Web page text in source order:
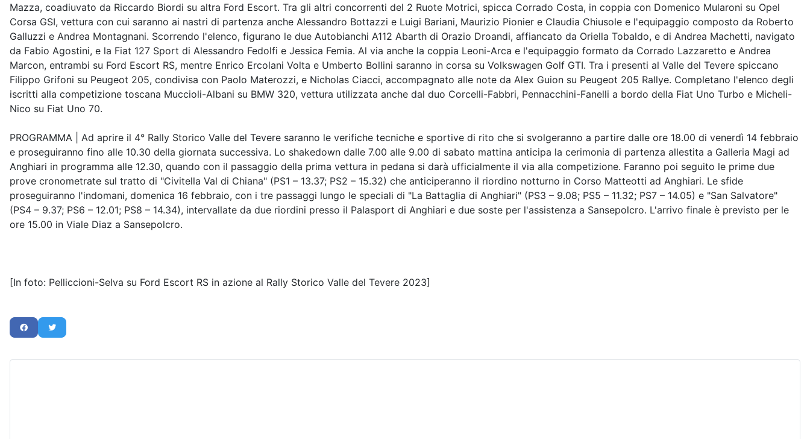
Mazza, coadiuvato da Riccardo Biordi su altra Ford Escort. Tra gli altri concorrenti del 2 Ruote Motrici, spicca Corrado Costa, in coppia con Domenico Mularoni su Opel
Corsa GSI, vettura con cui saranno ai nastri di partenza anche Alessandro Bottazzi e Luigi Bariani, Maurizio Pionier e Claudia Chiusole e l'equipaggio composto da Roberto
Galluzzi e Andrea Montagnani. Scorrendo l'elenco, figurano le due Autobianchi A112 Abarth di Orazio Droandi, affiancato da Oriella Tobaldo, e di Andrea Machetti, navigato
da Fabio Agostini, e la Fiat 127 Sport di Alessandro Fedolfi e Jessica Femia. Al via anche la coppia Leoni-Arca e l'equipaggio formato da Corrado Lazzaretto e Andrea
Marcon, entrambi su Ford Escort RS, mentre Enrico Ercolani Volta e Umberto Bollini saranno in corsa su Volkswagen Golf GTI. Tra i presenti al Valle del Tevere spiccano
Filippo Grifoni su Peugeot 205, condivisa con Paolo Materozzi, e Nicholas Ciacci, accompagnato alle note da Alex Guion su Peugeot 205 Rallye. Completano l'elenco degli
iscritti alla competizione toscana Muccioli-Albani su BMW 320, vettura utilizzata anche dal duo Corcelli-Fabbri, Pennacchini-Fanelli a bordo della Fiat Uno Turbo e Micheli-
Nico su Fiat Uno 70.
PROGRAMMA | Ad aprire il 4° Rally Storico Valle del Tevere saranno le verifiche tecniche e sportive di rito che si svolgeranno a partire dalle ore 18.00 di venerdì 14 febbraio
e proseguiranno fino alle 10.30 della giornata successiva. Lo shakedown dalle 7.00 alle 9.00 di sabato mattina anticipa la cerimonia di partenza allestita a Galleria Magi ad
Anghiari in programma alle 12.30, quando con il passaggio della prima vettura in pedana si darà ufficialmente il via alla competizione. Faranno poi seguito le prime due
prove cronometrate sul tratto di "Civitella Val di Chiana" (PS1 – 13.37; PS2 – 15.32) che anticiperanno il riordino notturno in Corso Matteotti ad Anghiari. Le sfide
proseguiranno l'indomani, domenica 16 febbraio, con i tre passaggi lungo le speciali di "La Battaglia di Anghiari" (PS3 – 9.08; PS5 – 11.32; PS7 – 14.05) e "San Salvatore"
(PS4 – 9.37; PS6 – 12.01; PS8 – 14.34), intervallate da due riordini presso il Palasport di Anghiari e due soste per l'assistenza a Sansepolcro. L'arrivo finale è previsto per le
ore 15.00 in Viale Diaz a Sansepolcro.
[In foto: Pelliccioni-Selva su Ford Escort RS in azione al Rally Storico Valle del Tevere 2023]